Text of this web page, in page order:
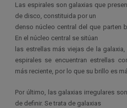
Las espirales son galaxias que
de disco, constituida por un
denso núcleo central del que parten
En el núcleo central se sitúan
las estrellas más viejas de la
espirales se encuentran estrellas
más reciente, por lo que su brillo es
Por último, las galaxias irregulares
de definir. Se trata de galaxias